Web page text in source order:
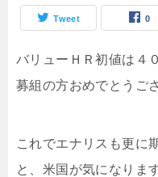
Tweet 0
バリューＨＲ初値は４
募組の方おめでとうご
これでエナリスも更に
と、米国が気になりま